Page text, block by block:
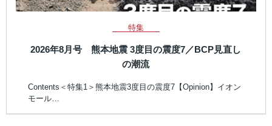
特集
2026年8月号 熊本地震 3度目の震度7／BCP見直し
の潮流
Contents＜特集1＞熊本地震3度目の震度7【Opinion】イオン
モール…